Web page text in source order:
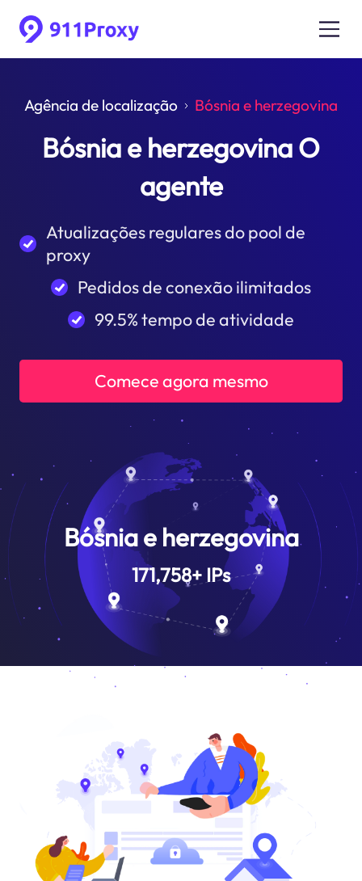
Agência de localização Bósnia e herzegovina
Bósnia e herzegovina O
agente
Atualizações regulares do pool de
proxy
Pedidos de conexão ilimitados
99.5% tempo de atividade
Comece agora mesmo
Bósnia e herzegovina
171,758+ IPs